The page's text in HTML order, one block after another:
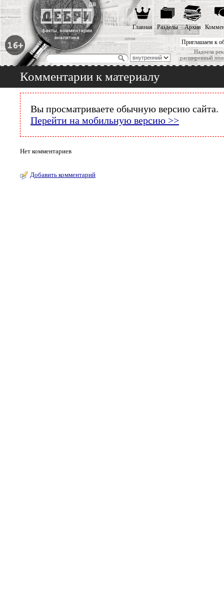
Приглашаем к
Надоела
расширенный
Главная Разделы Архив
Комментарии к материалу
Вы просматриваете обычную версию сайта.
Перейти на мобильную версию >>
Нет комментариев
Добавить комментарий